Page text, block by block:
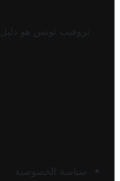
تروفيت تونس هو
سياسة الخصوصية